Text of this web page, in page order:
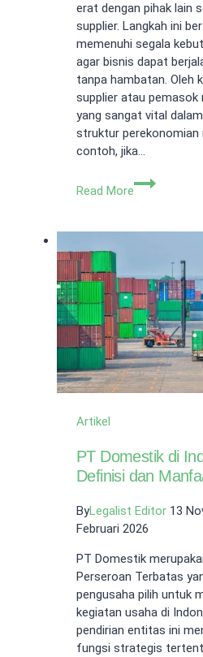
erat dengan pihak lain
supplier. Langkah ini
memenuhi segala
agar bisnis dapat
tanpa hambatan. Oleh
supplier atau pemasok
yang sangat vital
struktur perekonomian
contoh, jika…
Read More
Perusahaan
dan
Artikel
PT Domestik di
Definisi dan
ByLegalist Editor 13
Februari 2026
PT Domestik
Perseroan Terbatas
pengusaha pilih untuk
kegiatan usaha di
pendirian entitas ini
fungsi strategis